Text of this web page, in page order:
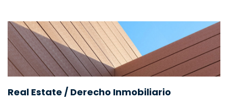
Real Estate / Derecho Inmobiliario